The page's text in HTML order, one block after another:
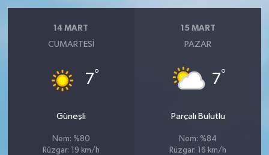
14 MART
CUMARTESI
7°
Güneşli
Nem: %80
Rüzgar: 19 km/h
15 MART
PAZAR
7°
Parçalı Bulutlu
Nem: %84
Rüzgar: 16 km/h